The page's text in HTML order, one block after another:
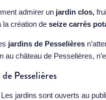
admirer un jardin clos,
la création de seize carrés
jardins de Pesselières
château de Pesselières,
Pesselières
jardins sont ouverts au